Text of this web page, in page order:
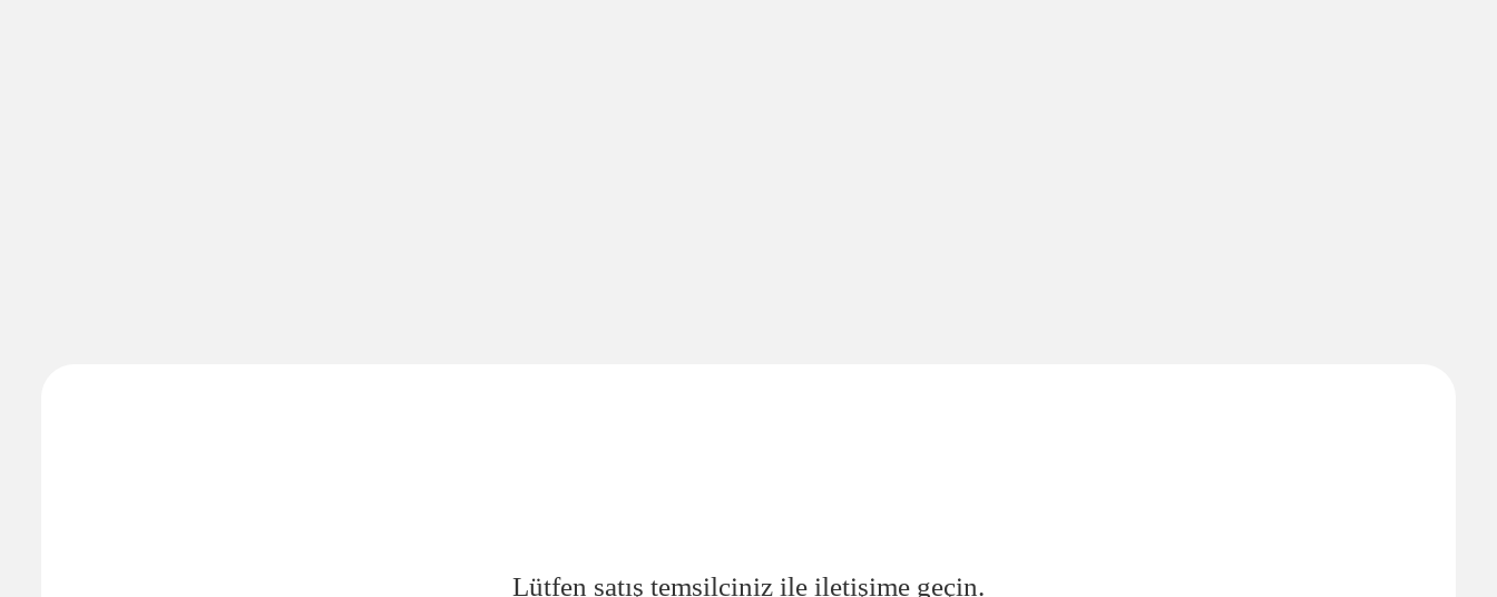
Lütfen satış temsilciniz ile iletişime geçin.